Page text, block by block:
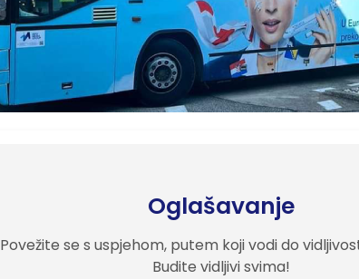
Oglašavanje
Povežite se s uspjehom, putem koji vodi do
Budite vidljivi svima!